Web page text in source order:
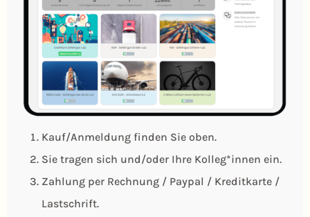
Kauf/Anmeldung finden Sie oben.
Sie tragen sich und/oder Ihre Kolleg*innen ein.
Zahlung per Rechnung / Paypal / Kreditkarte /
Lastschrift.